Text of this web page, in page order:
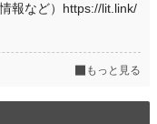
報など）https://lit.link/
もっと見る